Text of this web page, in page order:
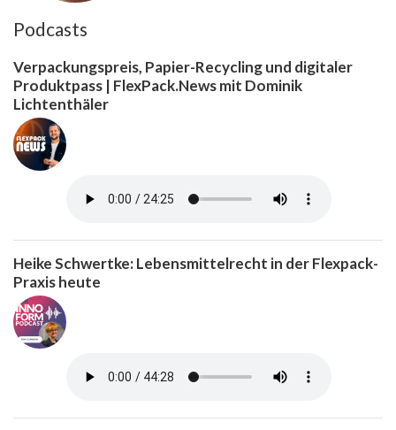
Podcasts
Verpackungspreis, Papier-Recycling und digitaler
Produktpass | FlexPack.News mit Dominik
Lichtenthäler
Heike Schwertke: Lebensmittelrecht in der Flexpack-
Praxis heute